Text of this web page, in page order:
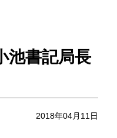
池書記局長
2018年04月11日